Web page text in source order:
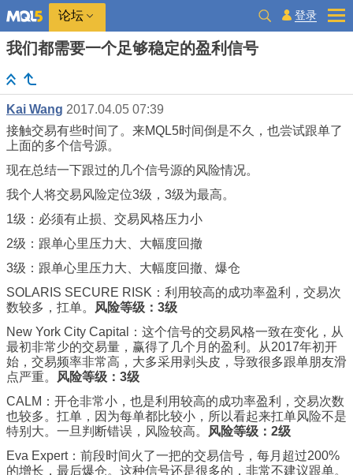
论坛 登录
我们都需要一个足够稳定的盈利信号
Kai Wang 2017.04.05 07:39
接触交易有些时间了。来MQL5时间倒是不久，也尝试跟单了
上面的多个信号源。
现在总结一下跟过的几个信号源的风险情况。
我个人将交易风险定位3级，3级为最高。
1级：必须有止损、交易风格压力小
2级：跟单心里压力大、大幅度回撤
3级：跟单心里压力大、大幅度回撤、爆仓
SOLARIS SECURE RISK：利用较高的成功率盈利，交易次
数较多，扛单。
风险等级：3级
New York City Capital：这个信号的交易风格一致在变化，从
最初非常少的交易量，赢得了几个月的盈利。从2017年初开
始，交易频率非常高，大多采用剥头皮，导致很多跟单朋友滑
点严重。
风险等级：3级
CALM：开仓非常小，也是利用较高的成功率盈利，交易次数
也较多。扛单，因为每单都比较小，所以看起来扛单风险不是
特别大。一旦判断错误，风险较高。
风险等级：2级
Eva Expert：前段时间火了一把的交易信号，每月超过200%
的增长，最后爆仓。这种信号还是很多的，非常不建议跟单。